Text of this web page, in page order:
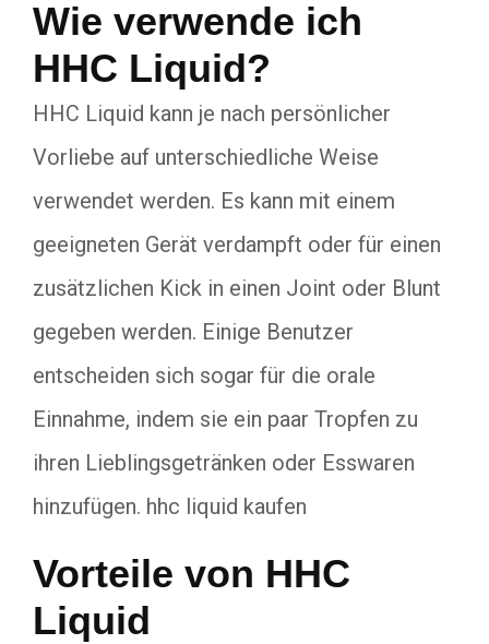
Wie verwende ich
HHC Liquid?
HHC Liquid kann je nach persönlicher
Vorliebe auf unterschiedliche Weise
verwendet werden. Es kann mit einem
geeigneten Gerät verdampft oder für einen
zusätzlichen Kick in einen Joint oder Blunt
gegeben werden. Einige Benutzer
entscheiden sich sogar für die orale
Einnahme, indem sie ein paar Tropfen zu
ihren Lieblingsgetränken oder Esswaren
hinzufügen. hhc liquid kaufen
Vorteile von HHC
Liquid